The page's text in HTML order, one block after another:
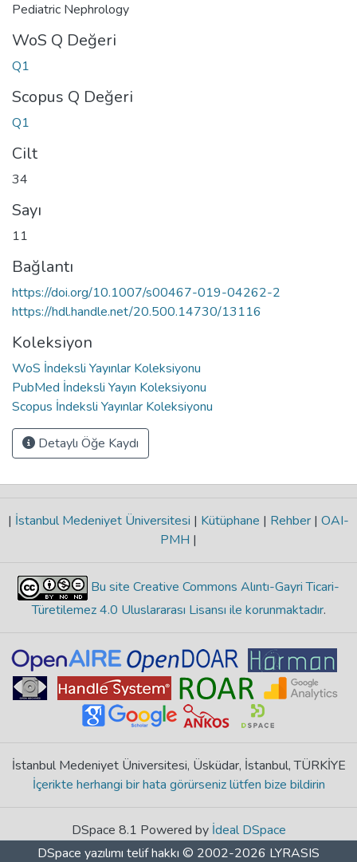
Pediatric Nephrology
WoS Q Değeri
Q1
Scopus Q Değeri
Q1
Cilt
34
Sayı
11
Bağlantı
https://doi.org/10.1007/s00467-019-04262-2
https://hdl.handle.net/20.500.14730/13116
Koleksiyon
WoS İndeksli Yayınlar Koleksiyonu
PubMed İndeksli Yayın Koleksiyonu
Scopus İndeksli Yayınlar Koleksiyonu
Detaylı Öğe Kaydı
| İstanbul Medeniyet Üniversitesi | Kütüphane | Rehber | OAI-
PMH |
Bu site Creative Commons Alıntı-Gayri Ticari-
Türetilemez 4.0 Uluslararası Lisansı ile korunmaktadır.
İstanbul Medeniyet Üniversitesi, Üsküdar, İstanbul, TÜRKİYE
İçerikte herhangi bir hata görürseniz lütfen bize bildirin
DSpace 8.1 Powered by İdeal DSpace
DSpace yazılımı telif hakkı © 2002-2026 LYRASIS